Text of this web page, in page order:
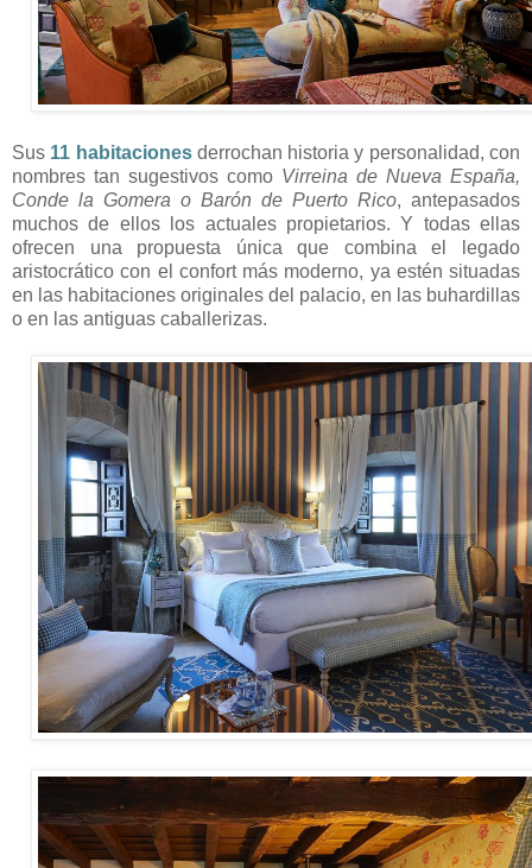
Sus 11 habitacionesderrochan historia y personalidad, con
nombres tan sugestivos como Virreina de Nueva España,
Conde la Gomera o Barón de Puerto Rico, antepasados
muchos de ellos los actuales propietarios. Y todas ellas
ofrecen una propuesta única que combina el legado
aristocrático con el confort más moderno, ya estén situadas
en las habitaciones originales del palacio, en las buhardillas
o en las antiguas caballerizas.